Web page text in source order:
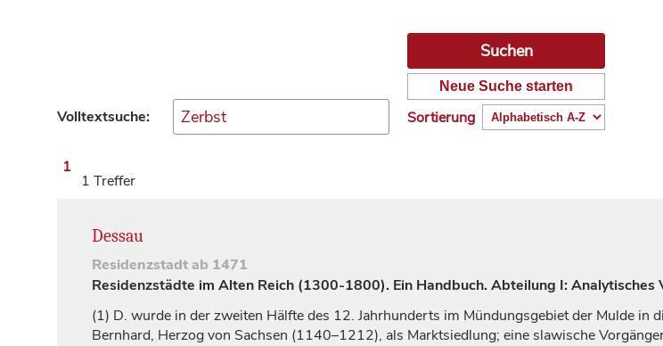
Volltextsuche:
Neue Suche starten
Sortierung
1
1 Treffer
Dessau
Residenzstadtab 1471
Residenzstädte im Alten Reich (1300-1800). Ein Handbuch. Abteilung I: Analytisches
(1) D. wurde in der zweiten Hälfte des 12. Jahrhunderts im Mündungsgebiet der Mulde in
Bernhard, Herzogvon Sachsen (1140–1212), als Marktsiedlung; eine slawische